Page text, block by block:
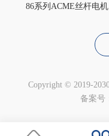
86系列ACME丝杆电机
Copyright © 2019-
备案号